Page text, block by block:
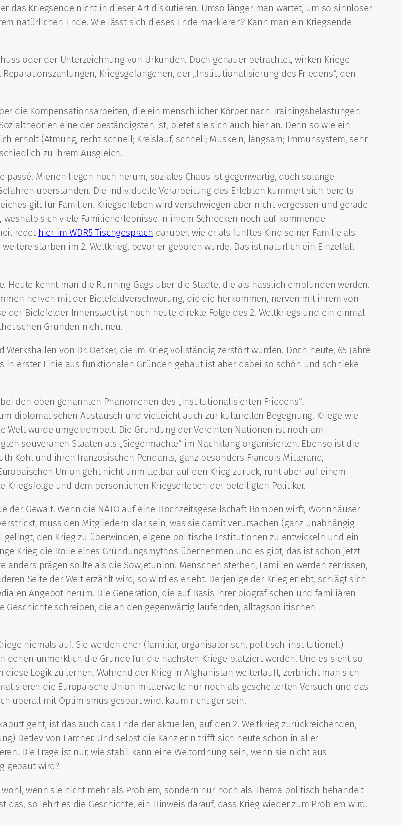
das Kriegsende nicht in dieser Art diskutieren. Umso länger man wartet, um so sinnloser
natürlichen Ende. Wie lässt sich dieses Ende markieren? Kann man ein Kriegsende
oder der Unterzeichnung von Urkunden. Doch genauer betrachtet, wirken Kriege
Kriegsgefangenen, der „Institutionalisierung des Friedens“, den
die Kompensationsarbeiten, die ein menschlicher Körper nach Trainingsbelastungen
eine der beständigsten ist, bietet sie sich auch hier an. Denn so wie ein
erholt (Atmung, recht schnell; Kreislauf, schnell; Muskeln, langsam; Immunsystem, sehr
zu ihrem Ausgleich.
Mienen liegen noch herum, soziales Chaos ist gegenwärtig, doch solange
überstanden. Die individuelle Verarbeitung des Erlebten kümmert sich bereits
gilt für Familien. Kriegserleben wird verschwiegen aber nicht vergessen und gerade
sich viele Familienerlebnisse in ihrem Schrecken noch auf kommende
redet hier im WDR5 Tischgespräch darüber, wie er als fünftes Kind seiner Familie als
starben im 2. Weltkrieg, bevor er geboren wurde. Das ist natürlich ein Einzelfall
Heute kennt man die Running Gags über die Städte, die als hässlich empfunden werden.
nerven mit der Bielefeldverschwörung, die die herkommen, nerven mit ihrem von
der Bielefelder Innenstadt ist noch heute direkte Folge des 2. Weltkriegs und ein einmal
Gründen nicht neu.
von Dr. Oetker, die im Krieg vollständig zerstört wurden. Doch heute, 65 Jahre
in erster Linie aus funktionalen Gründen gebaut ist aber dabei so schön und schnieke
den oben genannten Phänomenen des „institutionalisierten Friedens“.
diplomatischen Austausch und vielleicht auch zur kulturellen Begegnung. Kriege wie
Welt wurde umgekrempelt. Die Gründung der Vereinten Nationen ist noch am
souveränen Staaten als „Siegermächte“ im Nachklang organisierten. Ebenso ist die
Kohl und ihren französischen Pendants, ganz besonders Francois Mitterand,
Union geht nicht unmittelbar auf den Krieg zurück, ruht aber auf einem
und dem persönlichen Kriegserleben der beteiligten Politiker.
der Gewalt. Wenn die NATO auf eine Hochzeitsgesellschaft Bomben wirft, Wohnhäuser
muss den Mitgliedern klar sein, was sie damit verursachen (ganz unabhängig
gelingt, den Krieg zu überwinden, eigene politische Institutionen zu entwickeln und ein
Krieg die Rolle eines Gründungsmythos übernehmen und es gibt, das ist schon jetzt
anders prägen sollte als die Sowjetunion. Menschen sterben, Familien werden zerrissen,
Seite der Welt erzählt wird, so wird es erlebt. Derjenige der Krieg erlebt, schlägt sich
Angebot herum. Die Generation, die auf Basis ihrer biografischen und familiären
schreiben, die an den gegenwärtig laufenden, alltagspolitischen
niemals auf. Sie werden eher (familiär, organisatorisch, politisch-institutionell)
unmerklich die Gründe für die nächsten Kriege platziert werden. Und es sieht so
Logik zu lernen. Während der Krieg in Afghanistan weiterläuft, zerbricht man sich
die Europäische Union mittlerweile nur noch als gescheiterten Versuch und das
überall mit Optimismus gespart wird, kaum richtiger sein.
geht, ist das auch das Ende der aktuellen, auf den 2. Weltkrieg zurückreichenden,
Detlev von Larcher. Und selbst die Kanzlerin trifft sich heute schon in aller
Die Frage ist nur, wie stabil kann eine Weltordnung sein, wenn sie nicht aus
gebaut wird?
wenn sie nicht mehr als Problem, sondern nur noch als Thema politisch behandelt
das, so lehrt es die Geschichte, ein Hinweis darauf, dass Krieg wieder zum Problem wird.